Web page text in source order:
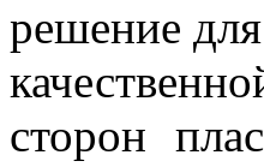
решение
сторон